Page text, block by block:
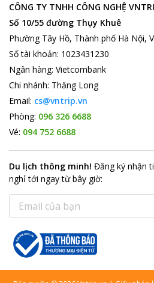
CÔNG TY TNHH CÔNG NGHỆ
Số 10/55 đường Thụy Khuê
Phường Tây Hồ, Thành phố Hà Nội,
Số tài khoản: 1023431230
Ngân hàng: Vietcombank
Chi nhánh: Thăng Long
Email: cs@vntrip.vn
Phòng: 096 326 6688
Vé: 094 752 6688
Du lịch thông minh! Đăng ký nhận
nghỉ tới ngay từ bây giờ: